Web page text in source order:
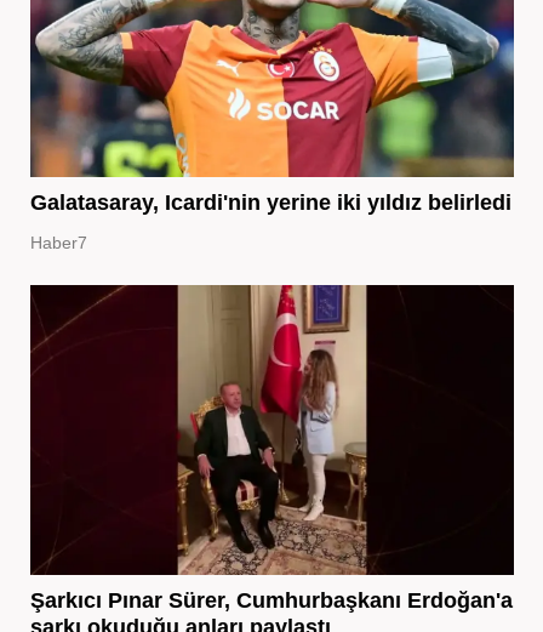
Galatasaray, Icardi'nin yerine iki yıldız belirledi
Haber7
Şarkıcı Pınar Sürer, Cumhurbaşkanı Erdoğan'a
şarkı okuduğu anları paylaştı